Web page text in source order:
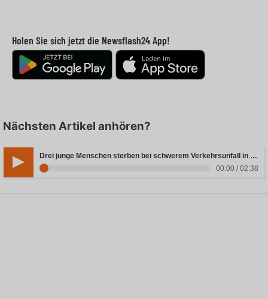
Holen Sie sich jetzt die Newsflash24 App!
Nächsten Artikel anhören?
Drei junge Menschen sterben bei schwerem Verkehrsunfall in Rheinland-Pfalz
00:00 / 02:38